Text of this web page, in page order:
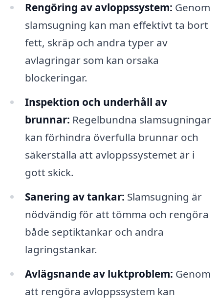
Rengöring av avloppssystem: Genom
slamsugning kan man effektivt ta bort
fett, skräp och andra typer av
avlagringar som kan orsaka
blockeringar.
Inspektion och underhåll av
brunnar: Regelbundna slamsugningar
kan förhindra överfulla brunnar och
säkerställa att avloppssystemet är i
gott skick.
Sanering av tankar: Slamsugning är
nödvändig för att tömma och rengöra
både septiktankar och andra
lagringstankar.
Avlägsnande av luktproblem: Genom
att rengöra avloppssystem kan